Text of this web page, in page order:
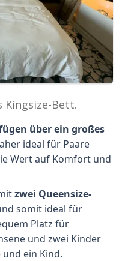
Kingsize-Bett.
über ein großes
ideal für Paare
Wert auf Komfort und
zwei Queensize-
somit ideal für
Platz für
und zwei Kinder
ein Kind.